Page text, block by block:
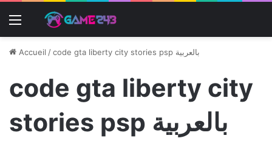
Menu
Accueil / code gta liberty city stories psp بالعربية
code gta liberty city
stories psp بالعربية